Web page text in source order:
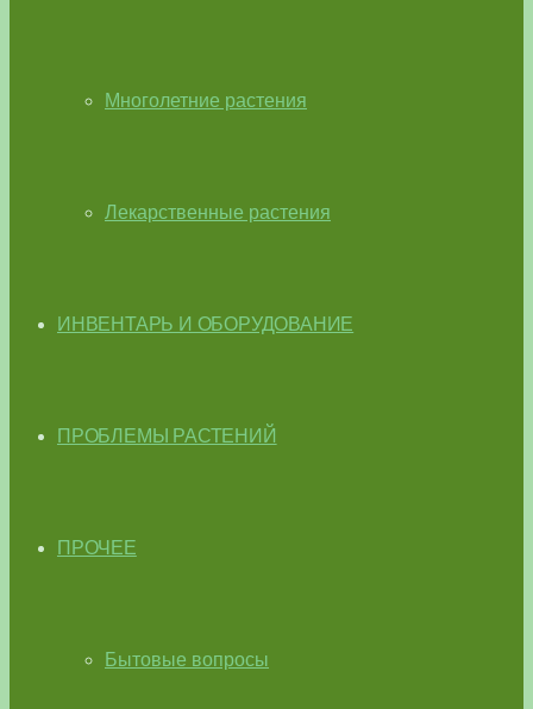
Многолетние растения
Лекарственные растения
ИНВЕНТАРЬ И ОБОРУДОВАНИЕ
ПРОБЛЕМЫ РАСТЕНИЙ
ПРОЧЕЕ
Бытовые вопросы